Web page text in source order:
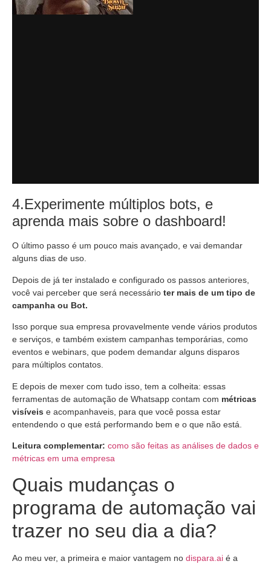
4.Experimente múltiplos bots, e
aprenda mais sobre o dashboard!
O último passo é um pouco mais avançado, e vai demandar
alguns dias de uso.
Depois de já ter instalado e configurado os passos anteriores,
você vai perceber que será necessário ter mais de um tipo de
campanha ou Bot.
Isso porque sua empresa provavelmente vende vários produtos
e serviços, e também existem campanhas temporárias, como
eventos e webinars, que podem demandar alguns disparos
para múltiplos contatos.
E depois de mexer com tudo isso, tem a colheita: essas
ferramentas de automação de Whatsapp contam com métricas
visíveis e acompanhaveis, para que você possa estar
entendendo o que está performando bem e o que não está.
Leitura complementar: como são feitas as análises de dados e
métricas em uma empresa
Quais mudanças o
programa de automação vai
trazer no seu dia a dia?
Ao meu ver, a primeira e maior vantagem no dispara.ai é a